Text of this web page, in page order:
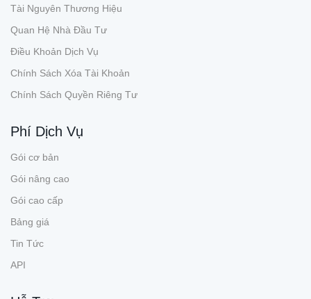
Tài Nguyên Thương Hiệu
Quan Hệ Nhà Đầu Tư
Điều Khoản Dịch Vụ
Chính Sách Xóa Tài Khoản
Chính Sách Quyền Riêng Tư
Phí Dịch Vụ
Gói cơ bản
Gói nâng cao
Gói cao cấp
Bảng giá
Tin Tức
API